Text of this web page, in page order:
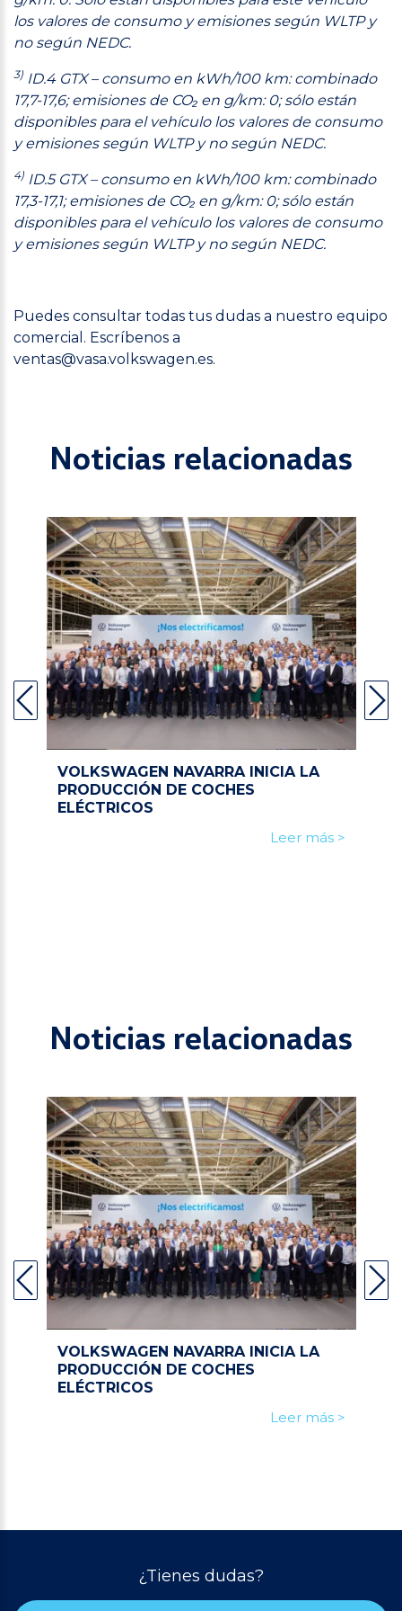
los valores de consumo y emisiones según WLTP y
no según NEDC.
3) ID.4 GTX – consumo en kWh/100 km: combinado
17,7-17,6; emisiones de CO₂ en g/km: 0; sólo están
disponibles para el vehículo los valores de consumo
y emisiones según WLTP y no según NEDC.
4) ID.5 GTX – consumo en kWh/100 km: combinado
17,3-17,1; emisiones de CO₂ en g/km: 0; sólo están
disponibles para el vehículo los valores de consumo
y emisiones según WLTP y no según NEDC.
Puedes consultar todas tus dudas a nuestro equipo
comercial. Escríbenos a
ventas@vasa.volkswagen.es.
Noticias relacionadas
VOLKSWAGEN NAVARRA INICIA LA
PRODUCCIÓN DE COCHES
ELÉCTRICOS
Leer más >
Noticias relacionadas
VOLKSWAGEN NAVARRA INICIA LA
PRODUCCIÓN DE COCHES
ELÉCTRICOS
Leer más >
¿Tienes dudas?